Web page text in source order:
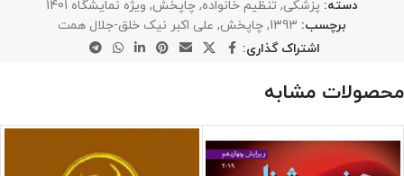
دسته: پزشکی, تنظیم خانواده, چاپخش, ویژه نمایشگاه 1401
برچسب: 1393
, چاپخش, علی اکبر نیک خلق-جلال همت
اشتراک گذاری:
محصولات مشابه